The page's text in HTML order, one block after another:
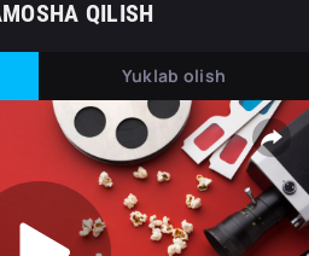
QILISH
Yuklab olish